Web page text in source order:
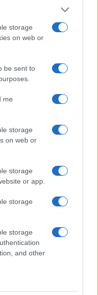
storage
on web or
be sent to
me
storage
on web or
storage
or app.
storage
storage
and other